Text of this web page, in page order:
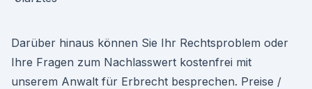
Darüber hinaus können Sie Ihr Rechtsproblem oder
Ihre Fragen zum Nachlasswert kostenfrei mit
unserem Anwalt für Erbrecht besprechen. Preise /